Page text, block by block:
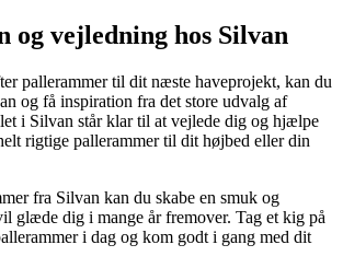
og vejledning hos Silvan
pallerammer til dit næste haveprojekt, kan du
og få inspiration fra det store udvalg af
i Silvan står klar til at vejlede dig og hjælpe
rigtige pallerammer til dit højbed eller din
fra Silvan kan du skabe en smuk og
glæde dig i mange år fremover. Tag et kig på
i dag og kom godt i gang med dit